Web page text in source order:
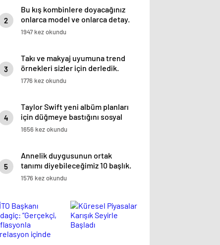
2
Bu kış kombinlere doyacağınız
onlarca model ve onlarca detay.
1947 kez okundu
3
Takı ve makyaj uyumuna trend
örnekleri sizler için derledik.
1776 kez okundu
4
Taylor Swift yeni albüm planları
için düğmeye bastığını sosyal
medyadan duyurdu!
1656 kez okundu
5
Annelik duygusunun ortak
tanımı diyebileceğimiz 10 başlık.
1576 kez okundu